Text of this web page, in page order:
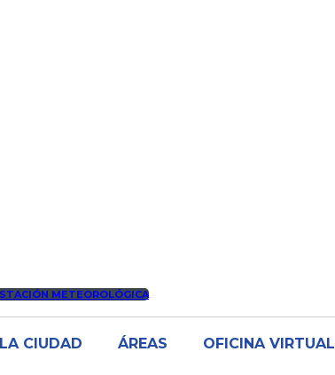
METEOROLÓGICA
LA CIUDAD ÁREAS OFICINA VIRTUAL